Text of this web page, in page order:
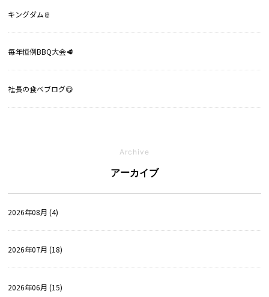
キングダム🫅
毎年恒例BBQ大会🥩
社長の食べブログ😋
Archive
アーカイブ
2026年08月 (4)
2026年07月 (18)
2026年06月 (15)